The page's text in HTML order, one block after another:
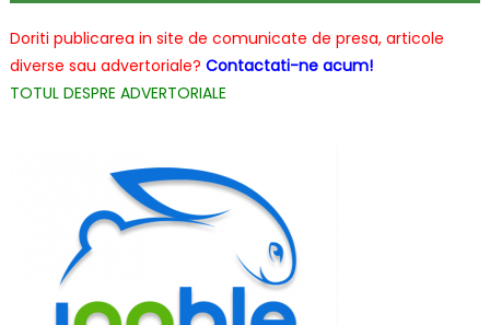
interesante
jucării
Doriti publicarea in site de comunicate de presa, articole
diverse sau advertoriale? Contactati-ne acum!
TOTUL DESPRE ADVERTORIALE